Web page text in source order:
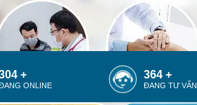
+
ONLINE
377 +
ĐANG TƯ VẤN